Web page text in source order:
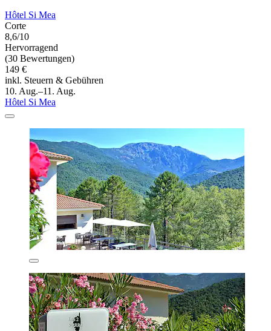
Hôtel Si Mea
Corte
8,6/10
Hervorragend
(30 Bewertungen)
149 €
inkl. Steuern & Gebühren
10. Aug.–11. Aug.
Hôtel Si Mea